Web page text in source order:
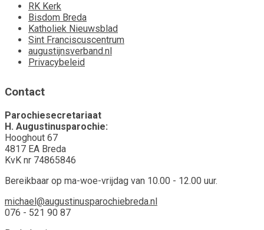
RK Kerk
Bisdom Breda
Katholiek Nieuwsblad
Sint Franciscuscentrum
augustijnsverband.nl
Privacybeleid
Contact
Parochiesecretariaat
H. Augustinusparochie:
Hooghout 67
4817 EA Breda
KvK nr 74865846
Bereikbaar op ma-woe-vrijdag van 10.00 - 12.00 uur.
michael@augustinusparochiebreda.nl
076 - 521 90 87